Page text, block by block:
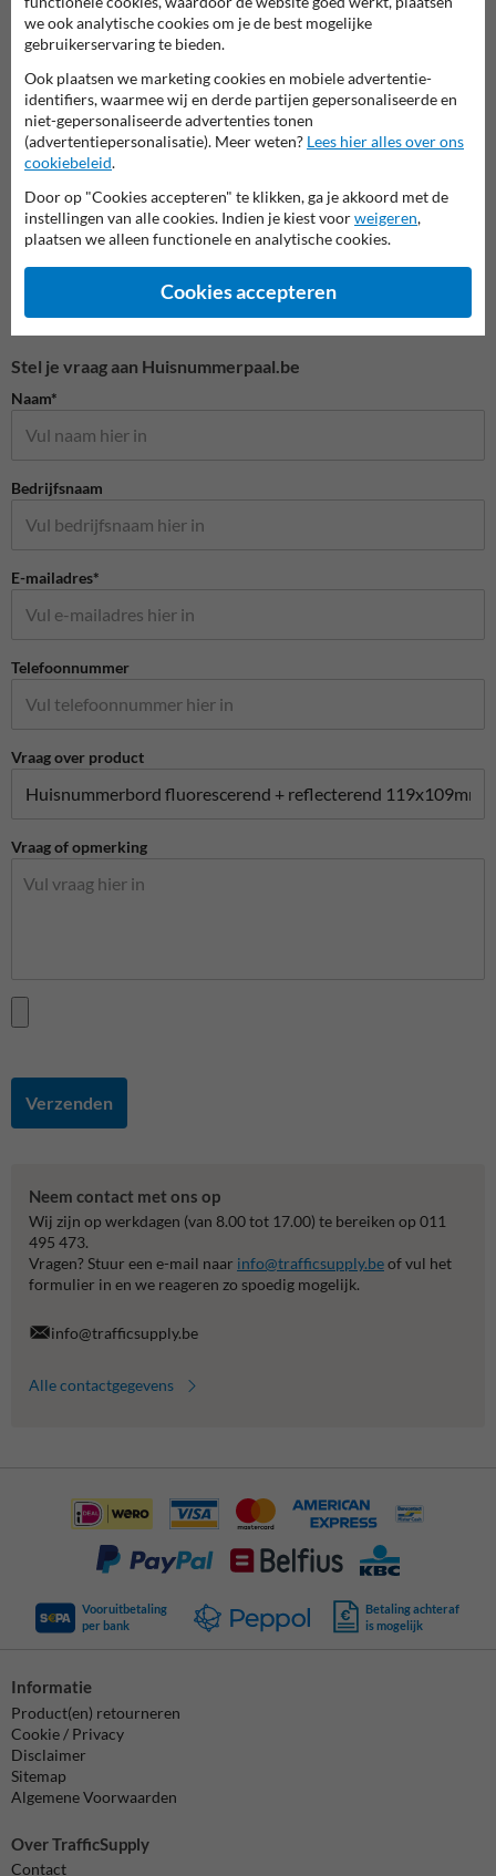
nummer
Huisnummerborden & palen
Stel je vraag aan Huisnummerpaal.be
Naam*
Bedrijfsnaam
E-mailadres*
Telefoonnummer
Vraag over product
Vraag of opmerking
Verzenden
Neem contact met ons op
Wij zijn op werkdagen (van 8.00 tot 17.00) te bereiken op 011
495 473.
Vragen? Stuur een e-mail naar info@trafficsupply.beof vul het
formulier in en we reageren zo spoedig mogelijk.
info@trafficsupply.be
Alle contactgegevens
Vooruitbetaling
per bank
Betaling achteraf
is mogelijk
Informatie
Product(en) retourneren
Cookie / Privacy
Disclaimer
Sitemap
Algemene Voorwaarden
Over TrafficSupply
Contact
we ook analytische cookies om je de best mogelijke
gebruikerservaring te bieden.
Ook plaatsen we marketing cookies en mobiele advertentie-
identifiers, waarmee wij en derde partijen gepersonaliseerde en
niet-gepersonaliseerde advertenties tonen
(advertentiepersonalisatie). Meer weten? Lees hier alles over ons
cookiebeleid.
Door op "Cookies accepteren" te klikken, ga je akkoord met de
instellingen van alle cookies. Indien je kiest voorweigeren,
plaatsen we alleen functionele en analytische cookies.
Cookies accepteren